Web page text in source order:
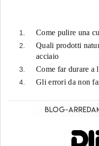
Come pulire una
Quali prodotti
acciaio
Come far durare a
Gli errori da non
Blog-